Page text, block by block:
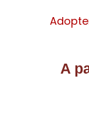
A